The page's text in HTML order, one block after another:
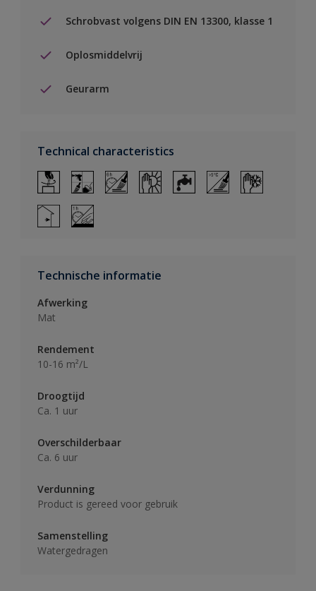
Schrobvast volgens DIN EN 13300, klasse 1
Oplosmiddelvrij
Geurarm
Technical characteristics
Technische informatie
Afwerking
Mat
Rendement
10-16 m²/L
Droogtijd
Ca. 1 uur
Overschilderbaar
Ca. 6 uur
Verdunning
Product is gereed voor gebruik
Samenstelling
Watergedragen